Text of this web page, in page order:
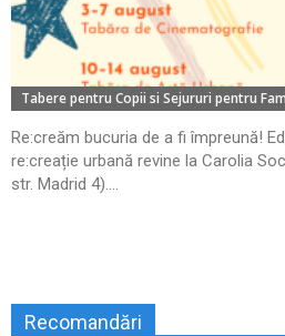
Tabere pentru Copii si Sejururi pentru
Re:creăm bucuria de a fi împreună!
re:creație urbană revine la Carolia
str. Madrid 4)....
Recomandări